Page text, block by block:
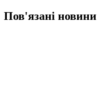
Пов'язані новини